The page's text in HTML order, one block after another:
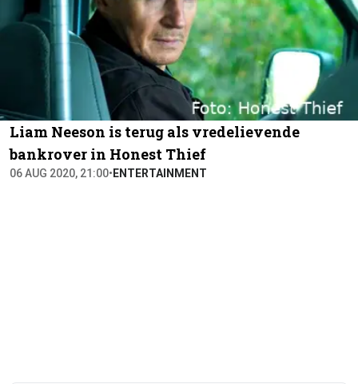
Liam Neeson is terug als vredelievende
bankrover in Honest Thief
06 AUG 2020, 21:00• ENTERTAINMENT